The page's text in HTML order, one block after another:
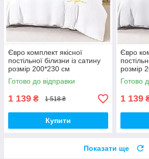
Євро комплект якісної
постільної білизни із сатину
розмір 200*230 см
Готово до відправки
1 139 ₴ 1 518 ₴
Купити
Євро
розмір
Готово
1 139
Показати ще